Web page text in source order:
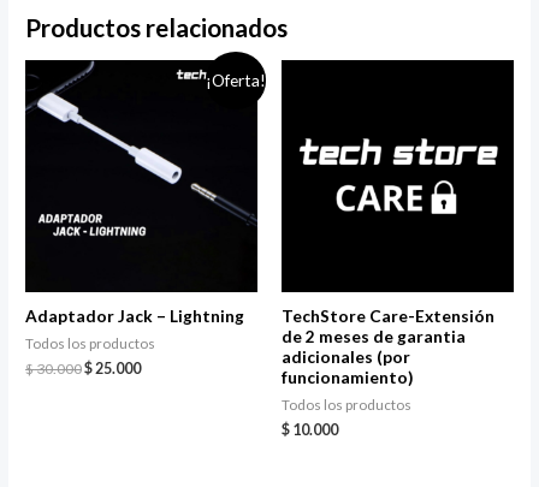
Productos relacionados
¡Oferta!
Adaptador Jack – Lightning
Todos los productos
$30.000$ 25.000
TechStore Care-Extensión
de 2 meses de garantia
adicionales (por
funcionamiento)
Todos los productos
$ 10.000